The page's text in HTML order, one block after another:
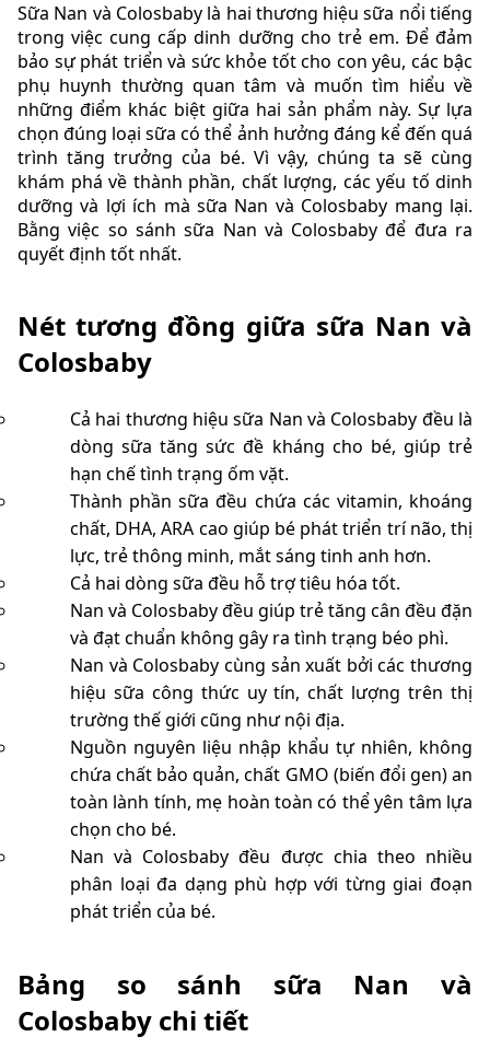
Sữa Nan và Colosbaby là hai thương hiệu sữa nổi tiếng
trong việc cung cấp dinh dưỡng cho trẻ em. Để đảm
bảo sự phát triển và sức khỏe tốt cho con yêu, các bậc
phụ huynh thường quan tâm và muốn tìm hiểu về
những điểm khác biệt giữa hai sản phẩm này. Sự lựa
chọn đúng loại sữa có thể ảnh hưởng đáng kể đến quá
trình tăng trưởng của bé. Vì vậy, chúng ta sẽ cùng
khám phá về thành phần, chất lượng, các yếu tố dinh
dưỡng và lợi ích mà sữa Nan và Colosbaby mang lại.
Bằng việc so sánh sữa Nan và Colosbaby để đưa ra
quyết định tốt nhất.
Nét tương đồng giữa sữa Nan và
Colosbaby
Cả hai thương hiệu sữa Nan và Colosbaby đều là
dòng sữa tăng sức đề kháng cho bé, giúp trẻ
hạn chế tình trạng ốm vặt.
Thành phần sữa đều chứa các vitamin, khoáng
chất, DHA, ARA cao giúp bé phát triển trí não, thị
lực, trẻ thông minh, mắt sáng tinh anh hơn.
Cả hai dòng sữa đều hỗ trợ tiêu hóa tốt.
Nan và Colosbaby đều giúp trẻ tăng cân đều đặn
và đạt chuẩn không gây ra tình trạng béo phì.
Nan và Colosbaby cùng sản xuất bởi các thương
hiệu sữa công thức uy tín, chất lượng trên thị
trường thế giới cũng như nội địa.
Nguồn nguyên liệu nhập khẩu tự nhiên, không
chứa chất bảo quản, chất GMO (biến đổi gen) an
toàn lành tính, mẹ hoàn toàn có thể yên tâm lựa
chọn cho bé.
Nan và Colosbaby đều được chia theo nhiều
phân loại đa dạng phù hợp với từng giai đoạn
phát triển của bé.
Bảng so sánh sữa Nan và
Colosbaby chi tiết